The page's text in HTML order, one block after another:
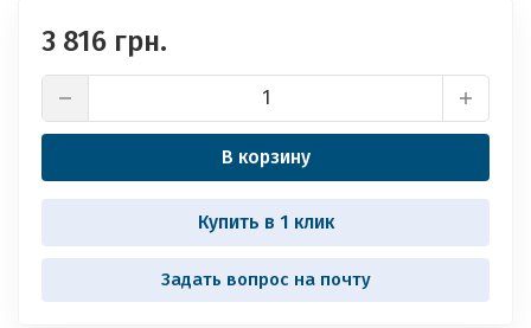
3 816 грн.
В корзину
Купить в 1 клик
Задать вопрос на почту